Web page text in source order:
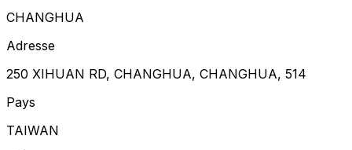
CHANGHUA
Adresse
250 XIHUAN RD, CHANGHUA, CHANGHUA, 514
Pays
TAIWAN